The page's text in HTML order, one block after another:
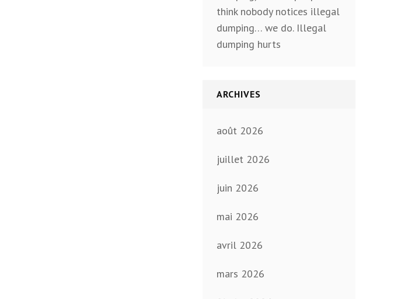
think nobody notices illegal
dumping… we do. Illegal
dumping hurts
ARCHIVES
août 2026
juillet 2026
juin 2026
mai 2026
avril 2026
mars 2026